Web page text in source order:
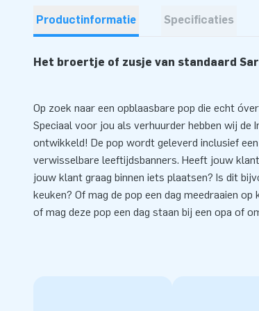
Productinformatie Specificaties
Het broertje of zusje van standaard
Op zoek naar een opblaasbare pop die echt
Speciaal voor jou als verhuurder hebben wij
ontwikkeld! De pop wordt geleverd inclusief
verwisselbare leeftijdsbanners. Heeft jouw
jouw klant graag binnen iets plaatsen? Is dit
keuken? Of mag de pop een dag meedraaien
of mag deze pop een dag staan bij een opa of